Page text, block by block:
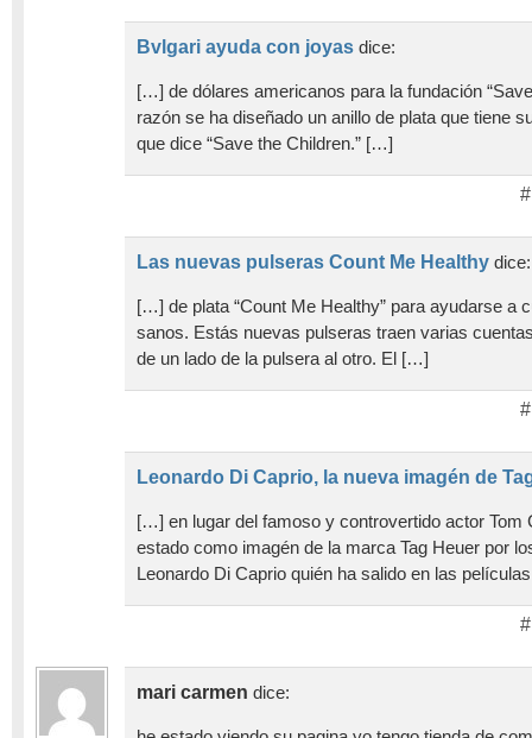
Bvlgari ayuda con joyas dice:
[…] de dólares americanos para la fundación
razón se ha diseñado un anillo de plata que tiene
que dice “Save the Children.” […]
Las nuevas pulseras Count Me Healthy dice:
[…] de plata “Count Me Healthy” para ayudarse a
sanos. Estás nuevas pulseras traen varias
de un lado de la pulsera al otro. El […]
Leonardo Di Caprio, la nueva imagén de
[…] en lugar del famoso y controvertido actor Tom
estado como imagén de la marca Tag Heuer por
Leonardo Di Caprio quién ha salido en las
mari carmen dice: